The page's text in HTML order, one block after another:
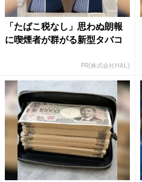
「たばこ税なし」思わぬ朗報
に喫煙者が群がる新型タバコ
PR(株式会社HAL)